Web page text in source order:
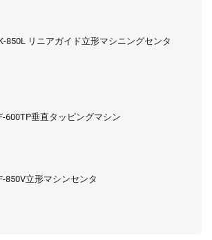
850L リニアガイド立形マシニングセンタ
600TP垂直タッピングマシン
850V立形マシンセンタ